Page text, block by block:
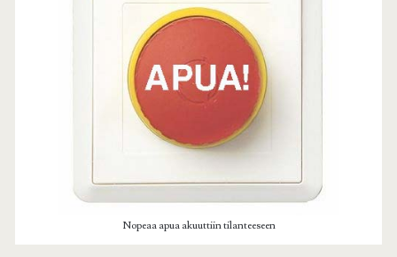
Nopeaa apua akuuttiin tilanteeseen